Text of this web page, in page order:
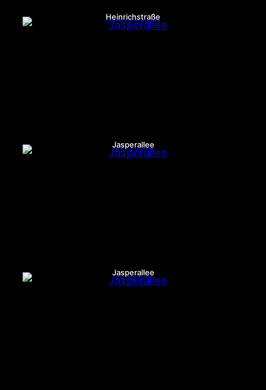
Heinrichstraße
Jasperallee
Jasperallee